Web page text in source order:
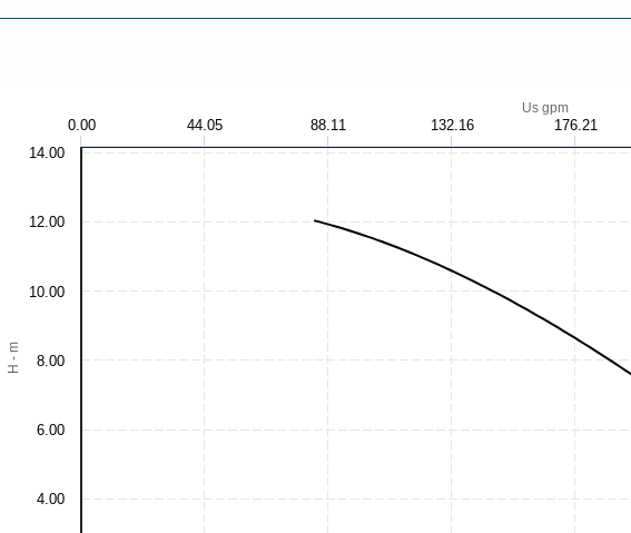
Us gpm
H - m
0.00 44.05 88.11 132.16 176.21
4.00
6.00
8.00
10.00
12.00
14.00